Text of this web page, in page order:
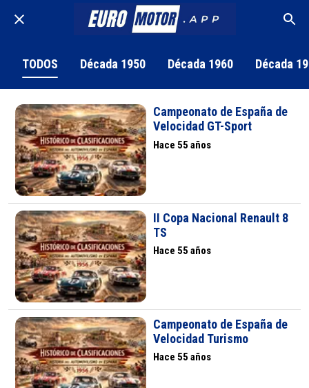
TODOS Década 1950 Década 1960 Década
Campeonato de España de
Velocidad GT-Sport
Hace 55 años
II Copa Nacional Renault 8
TS
Hace 55 años
Campeonato de España de
Velocidad Turismo
Hace 55 años